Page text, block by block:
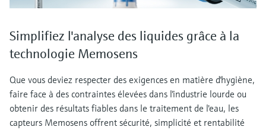
Simplifiez l'analyse des liquides grâce à la
technologie Memosens
Que vous deviez respecter des exigences en matière d'hygiène,
faire face à des contraintes élevées dans l'industrie lourde ou
obtenir des résultats fiables dans le traitement de l'eau, les
capteurs Memosens offrent sécurité, simplicité et rentabilité